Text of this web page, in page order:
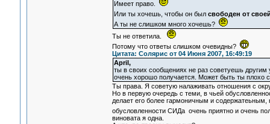
Имеет право.
Или ты хочешь, чтобы он был свободен от
А ты не слишком много хочешь?
Ты не ответила.
Потому что ответы слишком очевидны?
Цитата: Солярис от 04 Июня 2007, 16:49:19
April,
ты в своих сообщениях не раз советуешь
очень хорошо получается. Может быть ты плохо
Ты права. Я советую налаживать отношения с
Но в первую очередь с теми, в чьей
делает его более гармоничным и
обусловленности СИДа очень приятно и очень
виновата я одна.